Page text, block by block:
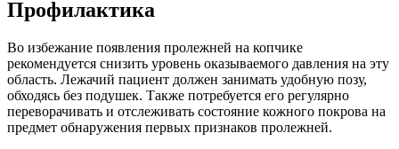
Профилактика
Во избежание появления пролежней на копчике
рекомендуется снизить уровень оказываемого давления на эту
область. Лежачий пациент должен занимать удобную позу,
обходясь без подушек. Также потребуется его регулярно
переворачивать и отслеживать состояние кожного покрова на
предмет обнаружения первых признаков пролежней.